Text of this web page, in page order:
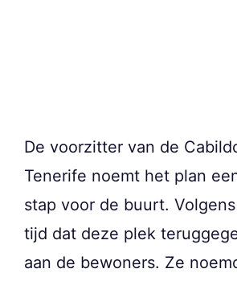
De voorzitter van de
Tenerife noemt het plan
stap voor de buurt.
tijd dat deze plek
aan de bewoners. Ze